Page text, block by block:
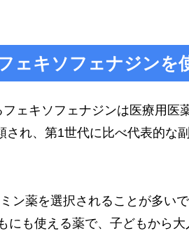
ェキソフェナジンを
ェキソフェナジンは医療用医
され、第1世代に比べ代表的な
ン薬を選択されることが多い
も使える薬で、子どもから